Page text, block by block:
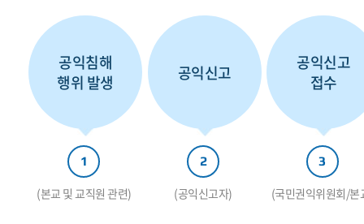
공익침해
행위 발생
1
(본교 및 교직원 관련)
공익신고
2
(공익신고자)
공익신고
접수
3
(국민권익위원회/본